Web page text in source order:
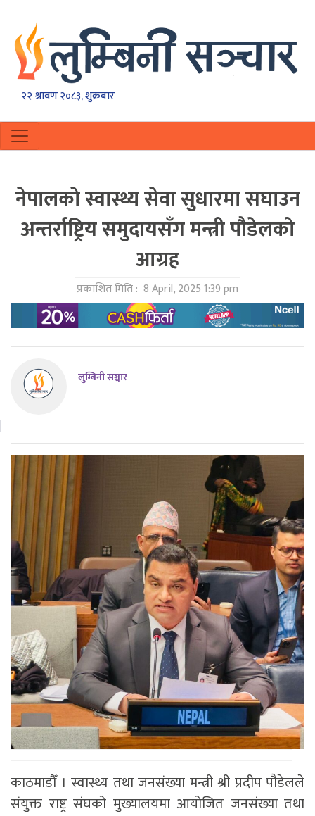
२२ श्रावण २०८३, शुक्रबार
नेपालको स्वास्थ्य सेवा सुधारमा सघाउन
अन्तर्राष्ट्रिय समुदायसँग मन्त्री पौडेलको
आग्रह
प्रकाशित मिति : 8 April, 2025 1:39 pm
लुम्बिनी सञ्चार
काठमाडौँ । स्वास्थ्य तथा जनसंख्या मन्त्री श्री प्रदीप पौडेलले
संयुक्त राष्ट्र संघको मुख्यालयमा आयोजित जनसंख्या तथा